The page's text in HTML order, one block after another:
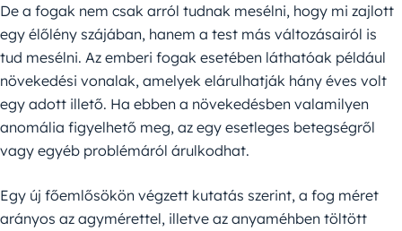
De a fogak nem csak arról tudnak mesélni, hogy mi zajlott
egy élőlény szájában, hanem a test más változásairól is
tud mesélni. Az emberi fogak esetében láthatóak például
növekedési vonalak, amelyek elárulhatják hány éves volt
egy adott illető. Ha ebben a növekedésben valamilyen
anomália figyelhető meg, az egy esetleges betegségről
vagy egyéb problémáról árulkodhat.
Egy új főemlősökön végzett kutatás szerint, a fog méret
arányos az agymérettel, illetve az anyaméhben töltött